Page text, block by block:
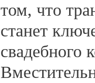
том, что
станет
свадебного